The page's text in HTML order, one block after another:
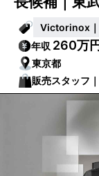
Victorinox｜
年収 260万
東京都
販売スタッフ